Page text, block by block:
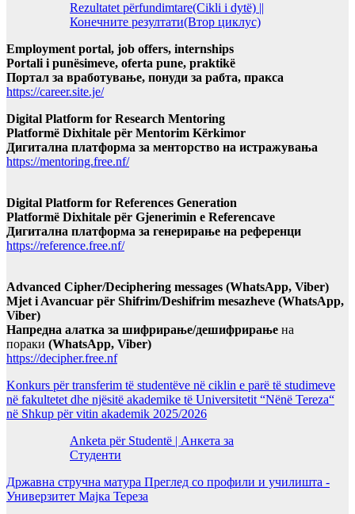
Rezultatet përfundimtare(Cikli i dytë) ||
Конечните резултати(Втор циклус)
Employment portal, job offers, internships
Portali i punësimeve, oferta pune, praktikë
Портал за вработување, понуди за рабта, пракса
https://career.site.je/
Digital Platform for Research Mentoring
Platformë Dixhitale për Mentorim Kërkimor
Дигитална платформа за менторство на истражувања
https://mentoring.free.nf/
Digital Platform for References Generation
Platformë Dixhitale për Gjenerimin e Referencave
Дигитална платформа за генерирање на референци
https://reference.free.nf/
Advanced Cipher/Deciphering messages (WhatsApp, Viber)
Mjet i Avancuar për Shifrim/Deshifrim mesazheve (WhatsApp,
Viber)
Напредна алатка за шифрирање/дешифрирање на
пораки (WhatsApp, Viber)
https://decipher.free.nf
Konkurs për transferim të studentëve në ciklin e parë të studimeve
në fakultetet dhe njësitë akademike të Universitetit “Nënë Tereza“
në Shkup për vitin akademik 2025/2026
Anketa për Studentë | Анкета за
Студенти
Државна стручна матура Преглед со профили и училишта -
Универзитет Мајка Тереза